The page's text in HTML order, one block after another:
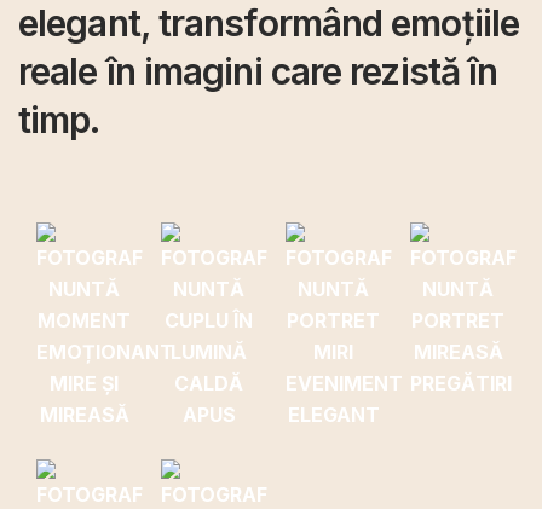
elegant, transformând emoțiile
reale în imagini care rezistă în
timp.